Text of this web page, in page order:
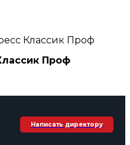
Проф
Написать директору